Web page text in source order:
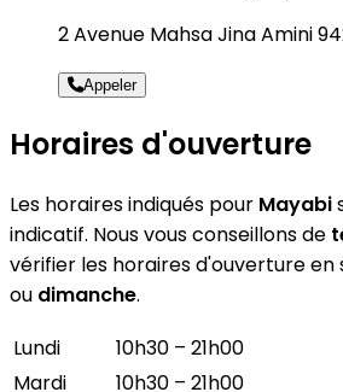
2 Avenue Mahsa Jina Amini
Appeler
Horaires d'ouverture
Les horaires indiqués pour Mayabi
indicatif. Nous vous conseillons de
vérifier les horaires d'ouverture en
ou dimanche.
Lundi
10h30 – 21h00
Mardi
10h30 – 21h00